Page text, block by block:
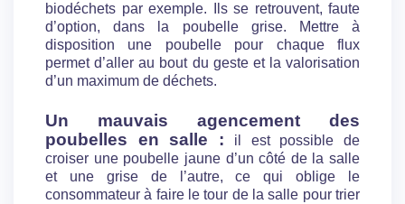
biodéchets par exemple. Ils se retrouvent, faute
d’option, dans la poubelle grise. Mettre à
disposition une poubelle pour chaque flux
permet d’aller au bout du geste et la valorisation
d’un maximum de déchets.
Un mauvais agencement des
poubelles en salle : il est possible de
croiser une poubelle jaune d’un côté de la salle
et une grise de l’autre, ce qui oblige le
consommateur à faire le tour de la salle pour trier